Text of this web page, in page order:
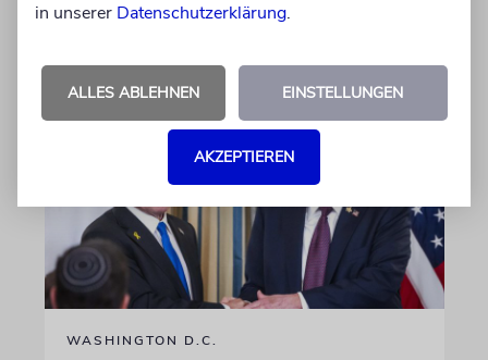
WASHINGTON D.C.
in unserer Datenschutzerklärung.
ALLES ABLEHNEN EINSTELLUNGEN
AKZEPTIEREN